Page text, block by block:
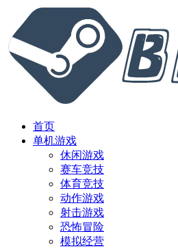
首页
单机游戏
休闲游戏
赛车竞技
体育竞技
动作游戏
射击游戏
恐怖冒险
模拟经营